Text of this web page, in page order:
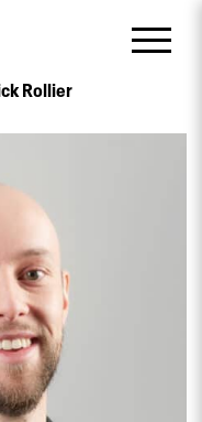
Rollier